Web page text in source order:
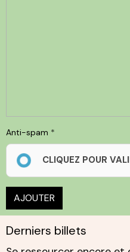
Anti-spam
CLIQUEZ POUR
AJOUTER
Derniers billets